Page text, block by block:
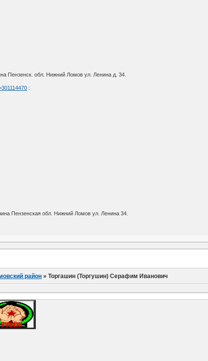
Пензенск. обл. Нижний Ломов ул. Ленина д. 34.
:
Пензенская обл. Нижний Ломов ул. Ленина 34.
район »Торгашин (Торгушин) Серафим Иванович